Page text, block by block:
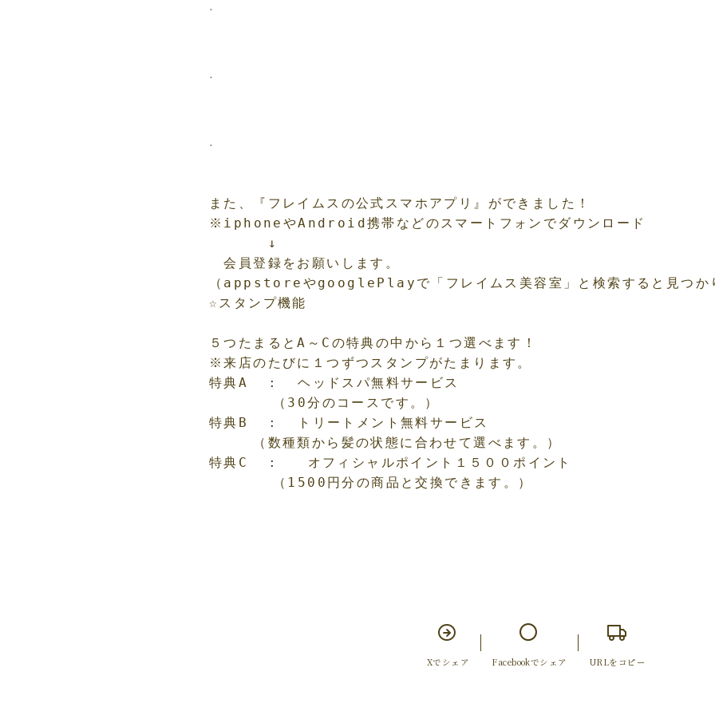
.
.
.
また、『フレイムスの公式スマホアプリ』ができました！
※iphoneやAndroid携帯などのスマートフォンでダウンロード
↓
会員登録をお願いします。
（appstoreやgooglePlayで「フレイムス美容室」と検索すると見つか
☆スタンプ機能
５つたまるとA～Cの特典の中から１つ選べます！
※来店のたびに１つずつスタンプがたまります。
特典A  :  ヘッドスパ無料サービス
（30分のコースです。）
特典B  :  トリートメント無料サービス
（数種類から髪の状態に合わせて選べます。）
特典C  :   オフィシャルポイント１５００ポイント
Xでシェア Facebookでシェア URLをコピー